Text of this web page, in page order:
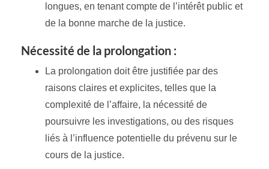
longues, en tenant compte de l’intérêt public et
de la bonne marche de la justice.
Nécessité de la prolongation :
La prolongation doit être justifiée par des
raisons claires et explicites, telles que la
complexité de l’affaire, la nécessité de
poursuivre les investigations, ou des risques
liés à l’influence potentielle du prévenu sur le
cours de la justice.